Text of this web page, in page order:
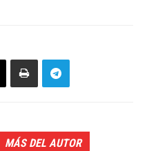
MÁS DEL AUTOR